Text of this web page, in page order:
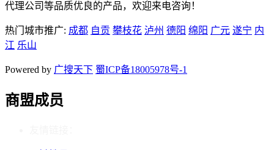
代理公司等品质优良的产品，欢迎来电咨询！
热门城市推广: 成都 自贡 攀枝花 泸州 德阳 绵阳 广元 遂宁 内
江 乐山
Powered by 广搜天下 蜀ICP备18005978号-1
商盟成员